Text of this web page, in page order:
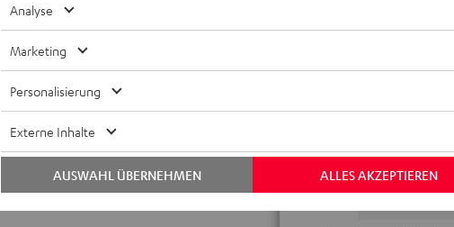
Stabiler, faltbarer Kopfbügel aus
geringes Gewicht für lange
Auch per Kabel anschließbar,
Transporttasche,
Analyse
Marketing
Personalisierung
Externe Inhalte
ALLES AKZEPTIEREN
AUSWAHL ÜBERNEHMEN